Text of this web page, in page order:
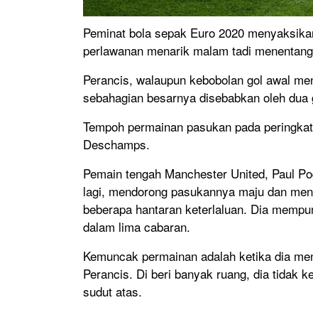
Peminat bola sepak Euro 2020
perlawanan menarik malam tadi
Perancis, walaupun kebobolan gol awal
sebahagian besarnya disebabkan oleh
Tempoh permainan pasukan pada
Deschamps.
Pemain tengah Manchester United, Paul
lagi, mendorong pasukannya maju dan
beberapa hantaran keterlaluan. Dia
dalam lima cabaran.
Kemuncak permainan adalah ketika dia
Perancis. Di beri banyak ruang, dia tidak
sudut atas.